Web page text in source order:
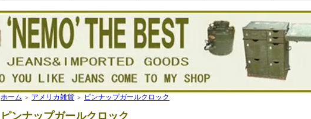
ホーム ＞ アメリカ雑貨 ＞ ピンナップガールクロック
ピンナップガールクロック